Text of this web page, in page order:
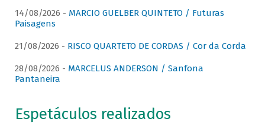
14/08/2026 - MARCIO GUELBER QUINTETO / Futuras
Paisagens
21/08/2026 - RISCO QUARTETO DE CORDAS / Cor da Corda
28/08/2026 - MARCELUS ANDERSON / Sanfona
Pantaneira
Espetáculos realizados